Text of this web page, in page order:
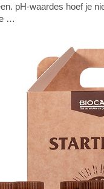
pH-waardes hoef je
…